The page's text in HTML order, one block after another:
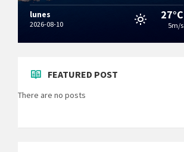
lunes
2026-08-10
27°C
5m/s
FEATURED POST
There are no posts